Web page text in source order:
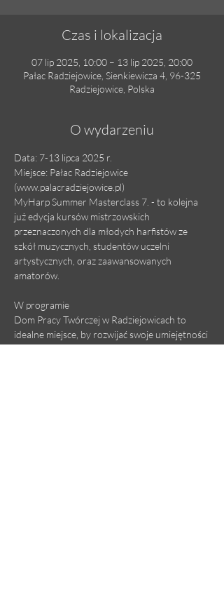
Czas i lokalizacja
07 lip 2025, 10:00 – 13 lip 2025, 20:00
Pałac Radziejowice, Sienkiewicza 4, 96-325
Radziejowice, Polska
O wydarzeniu
Data: 7-13 lipca 2025 r.
Miejsce: Pałac Radziejowice
(www.palacradziejowice.pl)
MyHarp Summer Masterclass 7. - to kolejna
już edycja kursów mistrzowskich
przeznaczonych dla młodych harfistów ze
szkół muzycznych, studentów uczelni
artystycznych, oraz zaawansowanych
amatorów.
W programie
Dom Pracy Twórczej w Radziejowicach to
idealne miejsce, by rozwijać swoje umiejętności